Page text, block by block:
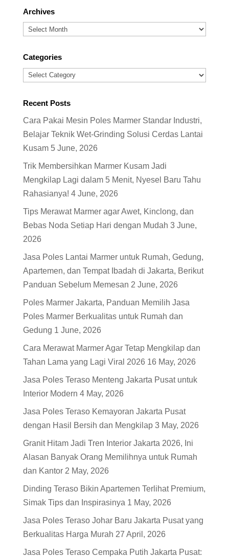
Archives
Archives
Categories
Categories
Recent Posts
Cara Pakai Mesin Poles Marmer Standar Industri,
Belajar Teknik Wet-Grinding Solusi Cerdas Lantai
Kusam 5 June, 2026
Trik Membersihkan Marmer Kusam Jadi
Mengkilap Lagi dalam 5 Menit, Nyesel Baru Tahu
Rahasianya! 4 June, 2026
Tips Merawat Marmer agar Awet, Kinclong, dan
Bebas Noda Setiap Hari dengan Mudah 3 June,
2026
Jasa Poles Lantai Marmer untuk Rumah, Gedung,
Apartemen, dan Tempat Ibadah di Jakarta, Berikut
Panduan Sebelum Memesan 2 June, 2026
Poles Marmer Jakarta, Panduan Memilih Jasa
Poles Marmer Berkualitas untuk Rumah dan
Gedung 1 June, 2026
Cara Merawat Marmer Agar Tetap Mengkilap dan
Tahan Lama yang Lagi Viral 2026 16 May, 2026
Jasa Poles Teraso Menteng Jakarta Pusat untuk
Interior Modern 4 May, 2026
Jasa Poles Teraso Kemayoran Jakarta Pusat
dengan Hasil Bersih dan Mengkilap 3 May, 2026
Granit Hitam Jadi Tren Interior Jakarta 2026, Ini
Alasan Banyak Orang Memilihnya untuk Rumah
dan Kantor 2 May, 2026
Dinding Teraso Bikin Apartemen Terlihat Premium,
Simak Tips dan Inspirasinya 1 May, 2026
Jasa Poles Teraso Johar Baru Jakarta Pusat yang
Berkualitas Harga Murah 27 April, 2026
Jasa Poles Teraso Cempaka Putih Jakarta Pusat: